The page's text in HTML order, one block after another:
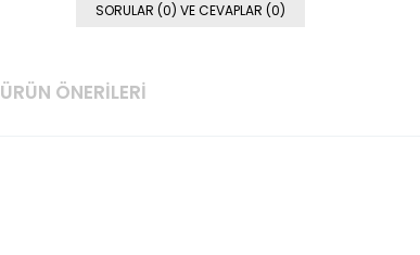
SORULAR (0) VE CEVAPLAR (0)
ÜRÜN ÖNERILERI